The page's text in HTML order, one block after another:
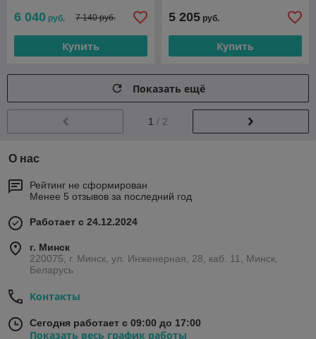
6 040 руб. 7 140 руб.
Купить
5 205 руб.
Купить
Показать ещё
1 / 2
О нас
Рейтинг не сформирован
Менее 5 отзывов за последний год
Работает с 24.12.2024
г. Минск
220075, г. Минск, ул. Инженерная, 28, каб. 11, Минск,
Беларусь
Контакты
Сегодня работает с 09:00 до 17:00
Показать весь график работы